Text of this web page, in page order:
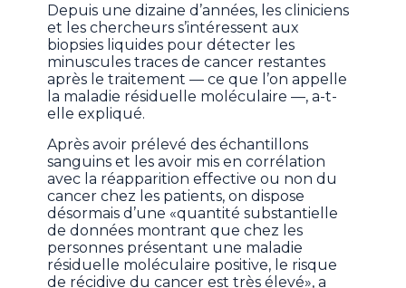
Depuis une dizaine d’années, les cliniciens
et les chercheurs s’intéressent aux
biopsies liquides pour détecter les
minuscules traces de cancer restantes
après le traitement — ce que l’on appelle
la maladie résiduelle moléculaire —, a-t-
elle expliqué.
Après avoir prélevé des échantillons
sanguins et les avoir mis en corrélation
avec la réapparition effective ou non du
cancer chez les patients, on dispose
désormais d’une «quantité substantielle
de données montrant que chez les
personnes présentant une maladie
résiduelle moléculaire positive, le risque
de récidive du cancer est très élevé», a